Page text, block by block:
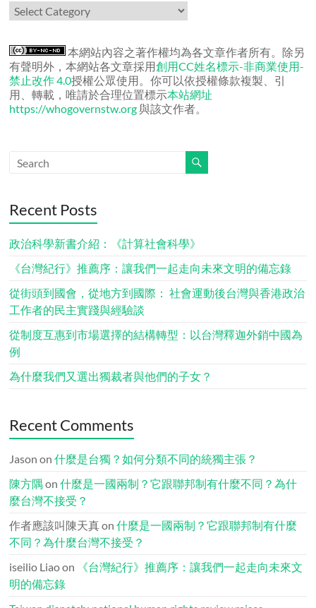
作
者
章
本網站內容之著作權均為各文章作者所有。除另
有聲明外，本網站各文章採用創用CC姓名標示-非商業使用-
禁止改作 4.0授權公眾使用。你可以依授權條款複製、引
用、轉載，唯請於合理位置標示本站網址
https://whogovernstw.org與該文作者。
Recent Posts
政治科學新書介紹：《計算社會科學》
《台灣紀行》推薦序：讓我們一起走向未來文明的備忘錄
從街頭到國會，從地方到國際： 社會運動後台灣與香港政治
工作者的民主實踐與經驗談
從制度互惠到市場選擇的結構轉型：以台灣釋迦外銷中國為
例
為什麼我們又選出獨裁者與他們的子女？
Recent Comments
Jason on什麼是台獨？如何分類不同的統獨主張？
陳方隅 on什麼是一國兩制？它跟聯邦制有什麼不同？為什
麼台灣不接受？
作者應該叫陳天真on什麼是一國兩制？它跟聯邦制有什麼
不同？為什麼台灣不接受？
iseilio Liaoon
《台灣紀行》推薦序：讓我們一起走向未來文
明的備忘錄